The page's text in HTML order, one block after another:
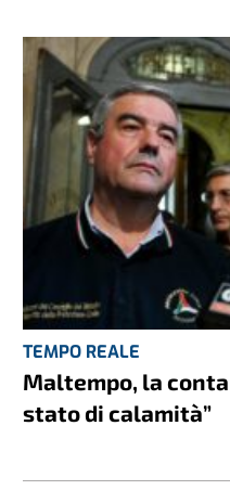
TEMPO REALE
Maltempo, la
stato di calamità”